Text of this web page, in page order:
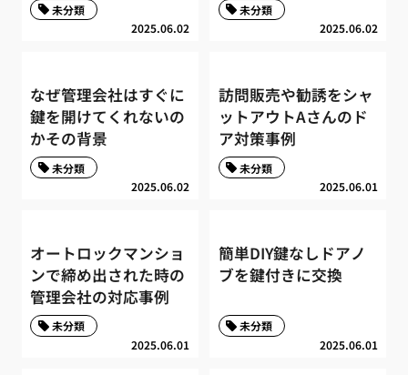
2025.06.02
未分類
2025.06.02
未分類
なぜ管理会社はすぐに
鍵を開けてくれないの
かその背景
2025.06.02
未分類
訪問販売や勧誘をシャ
ットアウトAさんのド
ア対策事例
2025.06.01
未分類
オートロックマンショ
ンで締め出された時の
管理会社の対応事例
2025.06.01
未分類
簡単DIY鍵なしドアノ
ブを鍵付きに交換
2025.06.01
未分類